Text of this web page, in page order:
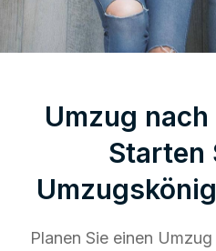
Umzug
Starten
Planen Sie einen